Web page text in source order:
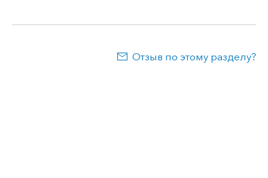
Отзыв по этому разделу?